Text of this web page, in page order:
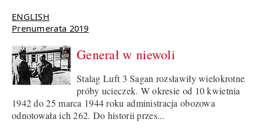
ENGLISH
Prenumerata 2019
Generał w niewoli
Stalag Luft 3 Sagan rozsławiły wielokrotne
próby ucieczek. W okresie od 10 kwietnia
1942 do 25 marca 1944 roku administracja obozowa
odnotowała ich 262. Do historii przes...